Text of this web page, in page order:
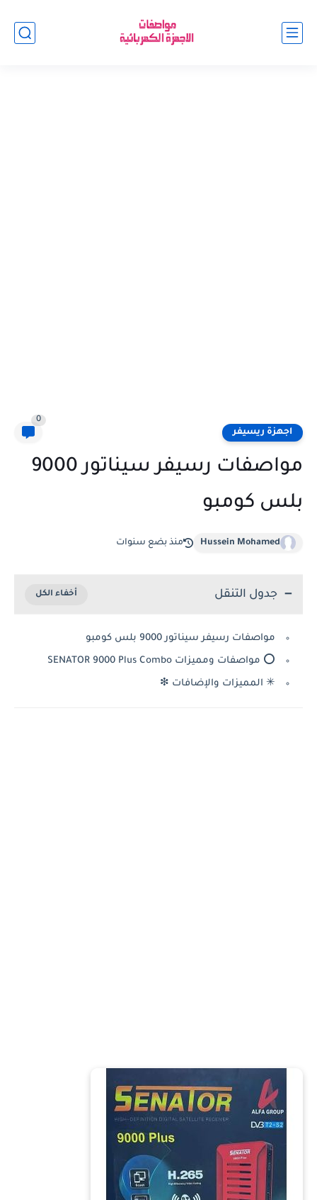
اجهزة ريسيفر
0
مواصفات رسيفر سيناتور 9000
بلس كومبو
Hussein Mohamed منذ بضع سنوات
جدول التنقل
مواصفات رسيفر سيناتور 9000 بلس كومبو
⭕️ مواصفات ومميزات SENATOR 9000 Plus Combo
✳ المميزات والإضافات ❇